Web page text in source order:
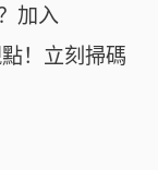
加入
！立刻掃碼